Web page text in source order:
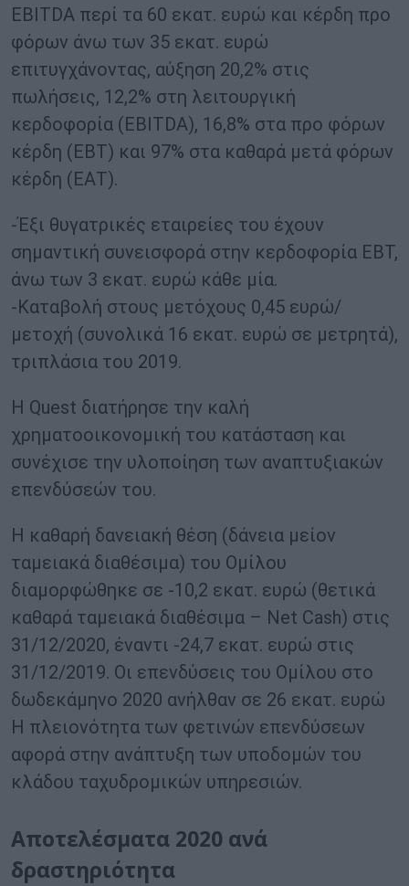
EBITDA περί τα 60 εκατ. ευρώ και κέρδη προ
φόρων άνω των 35 εκατ. ευρώ
επιτυγχάνοντας, αύξηση 20,2% στις
πωλήσεις, 12,2% στη λειτουργική
κερδοφορία (EBITDA), 16,8% στα προ φόρων
κέρδη (ΕΒΤ) και 97% στα καθαρά μετά φόρων
κέρδη (ΕΑΤ).
-Έξι θυγατρικές εταιρείες του έχουν
σημαντική συνεισφορά στην κερδοφορία ΕΒΤ,
άνω των 3 εκατ. ευρώ κάθε μία.
-Καταβολή στους μετόχους 0,45 ευρώ/
μετοχή (συνολικά 16 εκατ. ευρώ σε μετρητά),
τριπλάσια του 2019.
Η Quest διατήρησε την καλή
χρηματοοικονομική του κατάσταση και
συνέχισε την υλοποίηση των αναπτυξιακών
επενδύσεών του.
Η καθαρή δανειακή θέση (δάνεια μείον
ταμειακά διαθέσιμα) του Ομίλου
διαμορφώθηκε σε -10,2 εκατ. ευρώ (θετικά
καθαρά ταμειακά διαθέσιμα – Net Cash) στις
31/12/2020, έναντι -24,7 εκατ. ευρώ στις
31/12/2019. Οι επενδύσεις του Ομίλου στο
δωδεκάμηνο 2020 ανήλθαν σε 26 εκατ. ευρώ
Η πλειονότητα των φετινών επενδύσεων
αφορά στην ανάπτυξη των υποδομών του
κλάδου ταχυδρομικών υπηρεσιών.
Αποτελέσματα 2020 ανά
δραστηριότητα